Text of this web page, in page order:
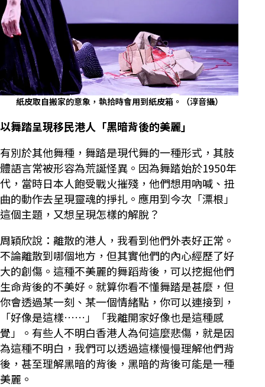
紙皮取自搬家的意象，執拾時會用到紙皮箱。（淳音攝）
以舞踏呈現移民港人「黑暗背後的美麗」
有別於其他舞種，舞踏是現代舞的一種形式，其肢
體語言常被形容為荒誕怪異。因為舞踏始於1950年
代，當時日本人飽受戰火摧殘，他們想用吶喊、扭
曲的動作去呈現靈魂的掙扎。應用到今次「漂根」
這個主題，又想呈現怎樣的解脫？
周穎欣說：離散的港人，我看到他們外表好正常。
不論離散到哪個地方，但其實他們的內心經歷了好
大的創傷。這種不美麗的舞蹈背後，可以挖掘他們
生命背後的不美好。就算你看不懂舞踏是甚麼，但
你會透過某一刻、某一個情緒點，你可以連接到，
「好像是這樣……」「我離開家好像也是這種感
覺」。有些人不明白香港人為何這麼悲傷，就是因
為這種不明白，我們可以透過這樣慢慢理解他們背
後，甚至理解黑暗的背後，黑暗的背後可能是一種
美麗。